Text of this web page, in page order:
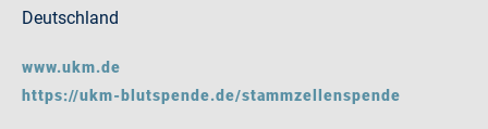
Deutschland
www.ukm.de
https://ukm-blutspende.de/stammzellenspende